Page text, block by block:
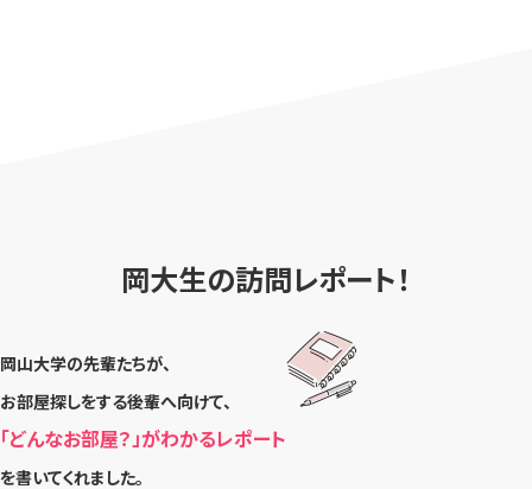
岡大生の訪問レポート！
岡山大学の先輩たちが、
お部屋探しをする後輩へ向けて、
「どんなお部屋？」がわかるレポート
を書いてくれました。